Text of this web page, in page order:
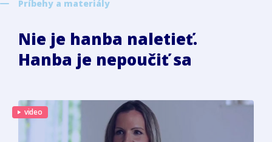
Príbehy a materiály
Nie je hanba naletieť.
Hanba je nepoučiť sa
video